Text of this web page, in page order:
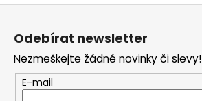
Z
Odebírat newsletter
Nezmeškejte žádné novinky či slevy!
E-mail